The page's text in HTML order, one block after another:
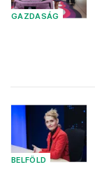
GAZDASÁG
BELFÖLD